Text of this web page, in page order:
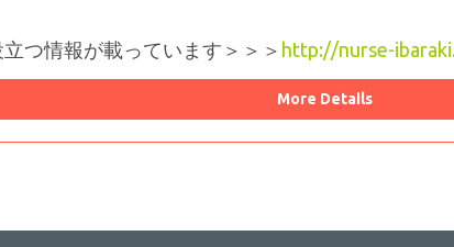
つ情報が載っています＞＞＞ http://nurse-
More Details